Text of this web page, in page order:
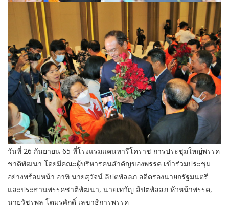
วันที่ 26 กันยายน 65 ที่โรงแรมแคนทารีโคราช การประชุมใหญ่พรรค
ชาติพัฒนา โดยมีคณะผู้บริหารคนสำคัญของพรรค เข้าร่วมประชุม
อย่างพร้อมหน้า อาทิ นายสุวัจน์ ลิปตพัลลภ อดีตรองนายกรัฐมนตรี
และประธานพรรคชาติพัฒนา, นายเทวัญ ลิปตพัลลภ หัวหน้าพรรค,
นายวัชรพล โตมรศักดิ์ เลขาธิการพรรค